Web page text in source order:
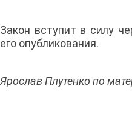
Закон вступит в силу
его опубликования.
Ярослав Плутенко по